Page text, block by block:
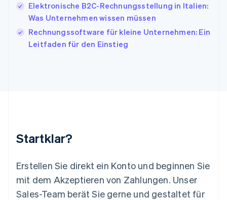
Elektronische B2C-Rechnungsstellung in Italien:
Was Unternehmen wissen müssen
Rechnungssoftware für kleine Unternehmen: Ein
Leitfaden für den Einstieg
Startklar?
Erstellen Sie direkt ein Konto und beginnen Sie
mit dem Akzeptieren von Zahlungen. Unser
Sales-Team berät Sie gerne und gestaltet für
Lettland
Liechtenstein
DeutschEnglish
Litauen
Español English
Niederlande
NederlandsEnglish
English